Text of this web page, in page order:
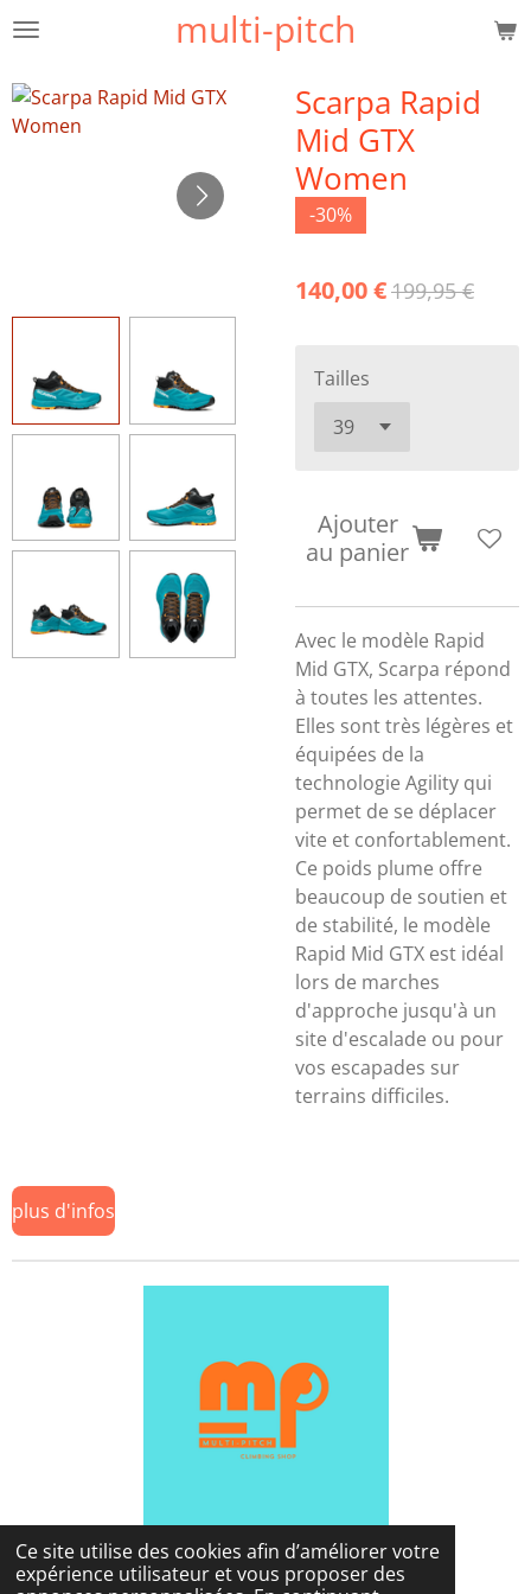
Ce site utilise des cookies afin d’améliorer votre
expérience utilisateur et vous proposer des
Passer
contenu
principal
multi-pitch
Scarpa Rapid
Mid GTX
Women
-30%
140,00 €199,95 €
Tailles
Ajouter
au panier
Avec le modèle Rapid
Mid GTX, Scarpa répond
à toutes les attentes.
Elles sont très légères et
équipées de la
technologie Agility qui
permet de se déplacer
vite et confortablement.
Ce poids plume offre
beaucoup de soutien et
de stabilité, le modèle
Rapid Mid GTX est idéal
lors de marches
d'approche jusqu'à un
site d'escalade ou pour
vos escapades sur
terrains difficiles.
plus d'infos